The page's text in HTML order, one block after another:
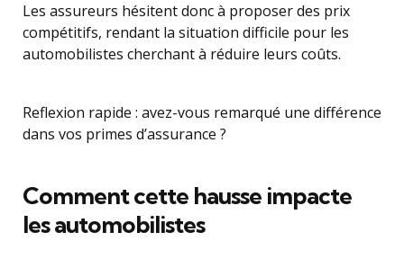
Les assureurs hésitent donc à proposer des prix
compétitifs, rendant la situation difficile pour les
automobilistes cherchant à réduire leurs coûts.
Reflexion rapide : avez-vous remarqué une différence
dans vos primes d’assurance ?
Comment cette hausse impacte
les automobilistes